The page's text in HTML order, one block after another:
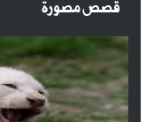
قصص مصورة